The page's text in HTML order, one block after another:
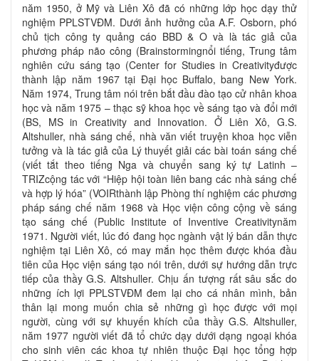
năm 1950, ở Mỹ và Liên Xô đã có những lớp học dạy thử
nghiệm PPLSTVĐM. Dưới ảnh hưởng của A.F. Osborn, phó
chủ tịch công ty quảng cáo BBD & O và là tác giả của
phương pháp não công (Brainstormingnổi tiếng, Trung tâm
nghiên cứu sáng tạo (Center for Studies in Creativityđược
thành lập năm 1967 tại Đại học Buffalo, bang New York.
Năm 1974, Trung tâm nói trên bắt đầu đào tạo cử nhân khoa
học và năm 1975 – thạc sỹ khoa học về sáng tạo và đổi mới
(BS, MS in Creativity and Innovation. Ở Liên Xô, G.S.
Altshuller, nhà sáng chế, nhà văn viết truyện khoa học viễn
tưởng và là tác giả của Lý thuyết giải các bài toán sáng chế
(viết tắt theo tiếng Nga và chuyển sang ký tự Latinh –
TRIZcộng tác với “Hiệp hội toàn liên bang các nhà sáng chế
và hợp lý hóa” (VOIRthành lập Phòng thí nghiệm các phương
pháp sáng chế năm 1968 và Học viện công cộng về sáng
tạo sáng chế (Public Institute of Inventive Creativitynăm
1971. Người viết, lúc đó đang học ngành vật lý bán dẫn thực
nghiệm tại Liên Xô, có may mắn học thêm được khóa đầu
tiên của Học viện sáng tạo nói trên, dưới sự hướng dẫn trực
tiếp của thầy G.S. Altshuller. Chịu ấn tượng rất sâu sắc do
những ích lợi PPLSTVĐM đem lại cho cá nhân mình, bản
thân lại mong muốn chia sẻ những gì học được với mọi
người, cùng với sự khuyến khích của thầy G.S. Altshuller,
năm 1977 người viết đã tổ chức dạy dưới dạng ngoại khóa
cho sinh viên các khoa tự nhiên thuộc Đại học tổng hợp